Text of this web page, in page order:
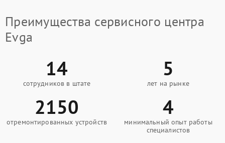
Преимущества сервисного центра
Evga
14
сотрудников в штате
5
лет на рынке
2150
отремонтированных устройств
4
минимальный опыт работы
специалистов